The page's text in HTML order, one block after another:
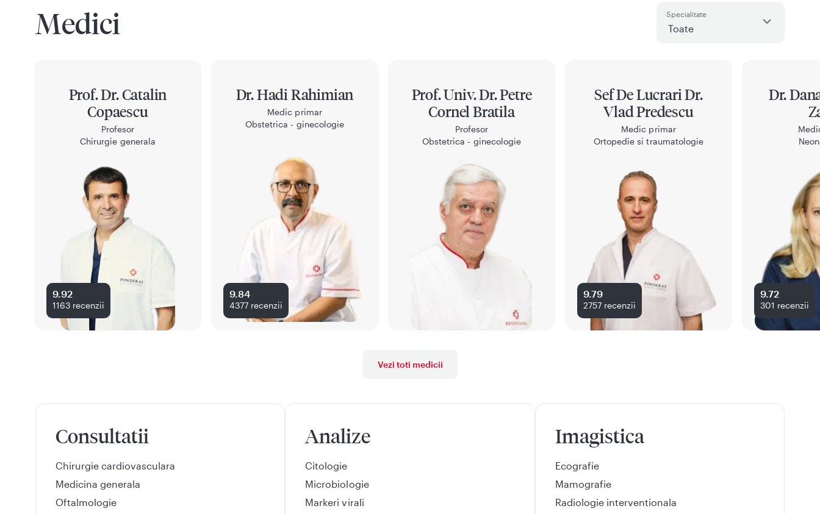
Medici Specialitate
Prof. Dr. Catalin
Copaescu
Profesor
Chirurgie generala
9.92
1163 recenzii
Dr. Hadi Rahimian
Medic primar
Obstetrica - ginecologie
9.84
4377 recenzii
Prof. Univ. Dr. Petre
Cornel Bratila
Profesor
Obstetrica - ginecologie
Sef De Lucrari Dr.
Vlad Predescu
Medic primar
Ortopedie si traumatologie
9.79
2757 recenzii
Dr.
9.72
301 recenzii
Vezi toti medicii
Consultatii
Chirurgie cardiovasculara
Medicina generala
Oftalmologie
Analize
Citologie
Microbiologie
Markeri virali
Imagistica
Ecografie
Mamografie
Radiologie interventionala